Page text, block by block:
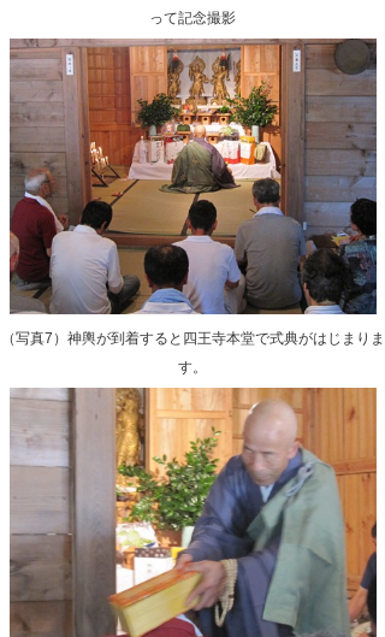
って記念撮影
（写真7）神輿が到着すると四王寺本堂で式典がはじまりま
す。